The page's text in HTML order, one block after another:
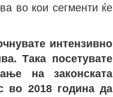
во кои сегменти ќе
интензивно
Така посетувате
на законската
во 2018 година да